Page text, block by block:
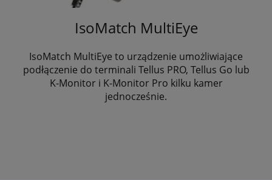
IsoMatch MultiEye
IsoMatch MultiEye to urządzenie umożliwiające
podłączenie do terminali Tellus PRO, Tellus Go lub
K-Monitor i K-Monitor Pro kilku kamer
jednocześnie.